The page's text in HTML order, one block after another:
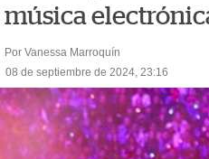
música
Por Vanessa Marroquín
08 de septiembre de 2024, 23:16